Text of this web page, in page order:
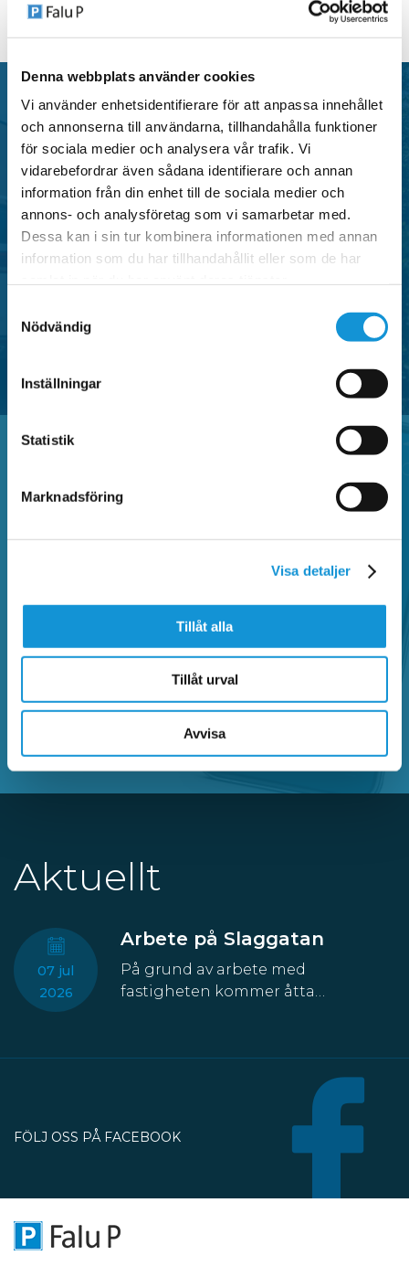
Denna webbplats använder cookies
Vi använder enhetsidentifierare för att anpassa innehållet
och annonserna till användarna, tillhandahålla funktioner
för sociala medier och analysera vår trafik. Vi
vidarebefordrar även sådana identifierare och annan
information från din enhet till de sociala medier och
annons- och analysföretag som vi samarbetar med.
Dessa kan i sin tur kombinera informationen med annan
information som du har tillhandahållit eller som de har
Nödvändig
Inställningar
Statistik
Marknadsföring
Visa detaljer
Tillåt alla
Tillåt urval
Avvisa
P-tillstånd
Falu P erbjuder flera typer av parkeringstillstånd i
centrala områden i Falun, anpassade för både
privatpersoner och verksamheter.
Vanliga frågor
Sök bland vanliga frågor och hitta information
SÖK BLAND VANLIGA FRÅGOR
Aktuellt
07 jul
2026
Arbete på Slaggatan
På grund av arbete med
fastigheten kommer åtta
nordöstra sidan av Slaggatan
enligt kartbilden här ovan får
fordon inte stannas eller parkeras
under perioden 13 juli till 30
oktober.
FÖLJ OSS PÅ FACEBOOK